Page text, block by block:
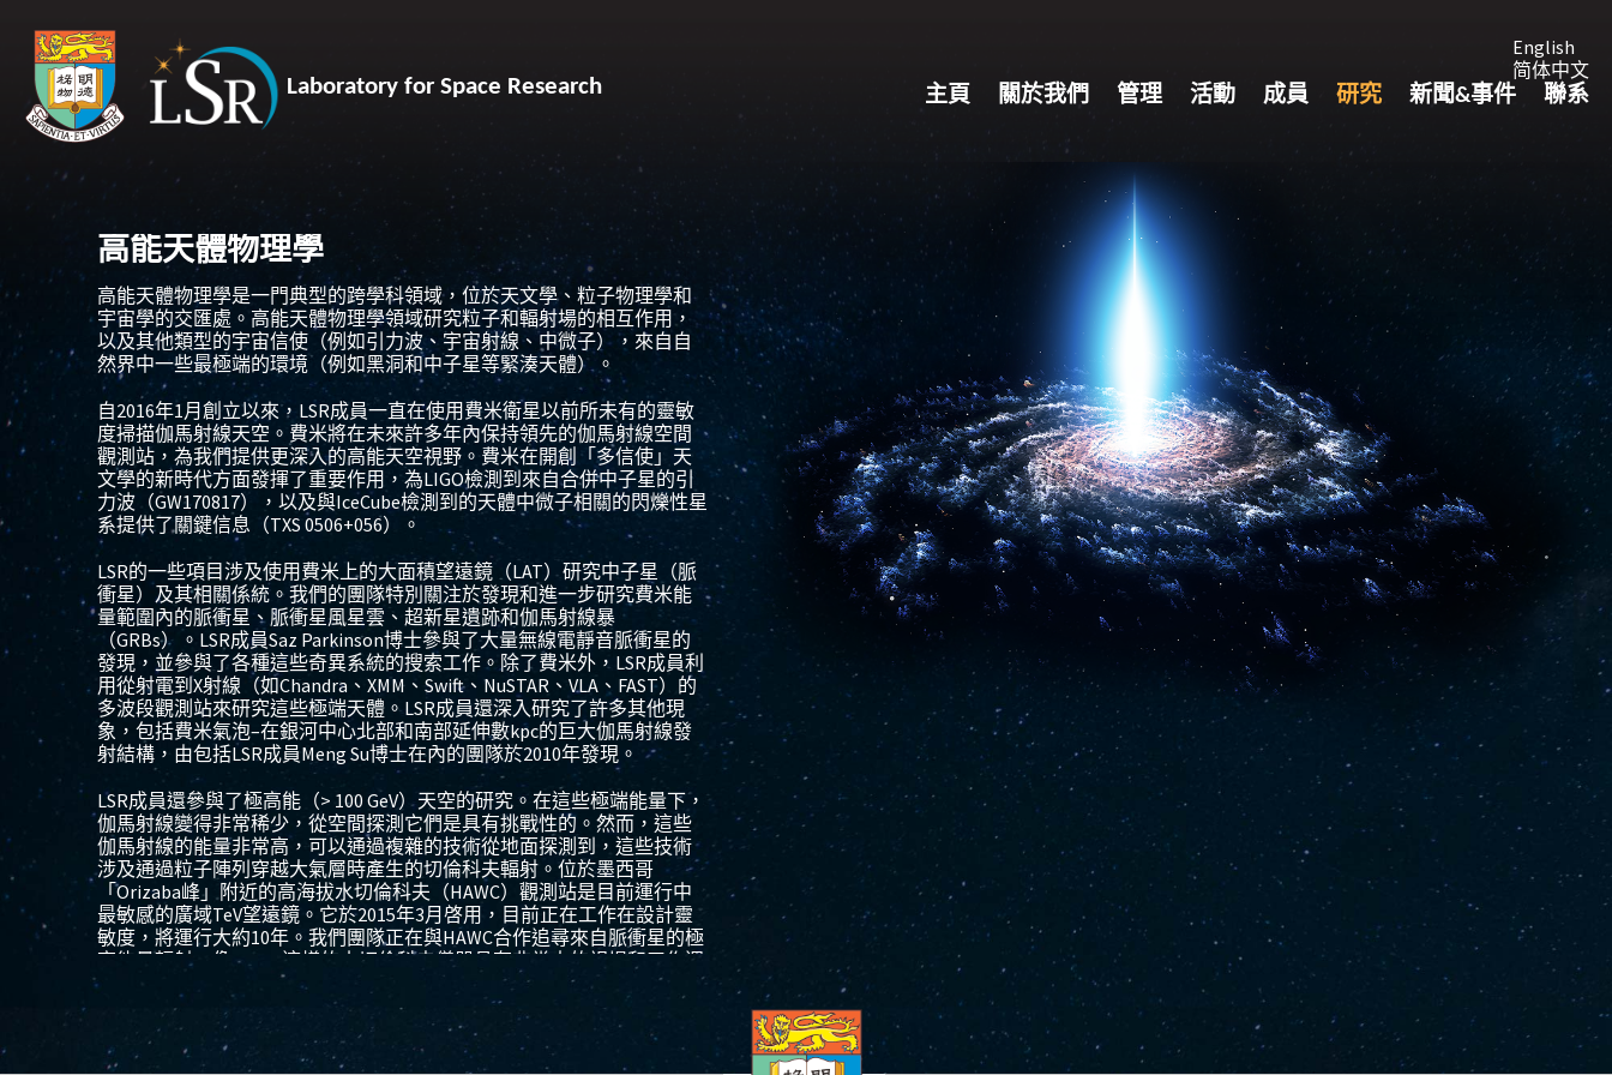
Laboratory for Space Research
English
简体中文
主頁 關於我們 管理 活動 成員 研究 新聞&事件 聯系
高能天體物理學
高能天體物理學是一門典型的跨學科領域，位於天文學、粒子物理學和
宇宙學的交匯處。高能天體物理學領域研究粒子和輻射場的相互作用，
以及其他類型的宇宙信使（例如引力波、宇宙射線、中微子），來自自
然界中一些最極端的環境（例如黑洞和中子星等緊湊天體）。
自2016年1月創立以來， LSR成員一直在使用費米衛星以前所未有的靈敏
度掃描伽馬射線天空。費米將在未來許多年內保持領先的伽馬射線空間
觀測站，為我們提供更深入的高能天空視野。費米在開創「多信使」天
文學的新時代方面發揮了重要作用，為LIGO檢測到來自合併中子星的引
力波（GW170817），以及與IceCube檢測到的天體中微子相關的閃爍性星
系提供了關鍵信息（TXS 0506+056）。
LSR的一些項目涉及使用費米上的大面積望遠鏡（LAT）研究中子星（脈
衝星）及其相關係統。我們的團隊特別關注於發現和進一步研究費米能
量範圍內的脈衝星、脈衝星風星雲、超新星遺跡和伽馬射線暴
（GRBs）。 LSR成員Saz Parkinson博士參與了大量無線電靜音脈衝星的
發現，並參與了各種這些奇異系統的搜索工作。除了費米外， LSR成員利
用從射電到X射線（如Chandra 、 XMM、 Swift、 NuSTAR、 VLA、 FAST）的
多波段觀測站來研究這些極端天體。LSR成員還深入研究了許多其他現
象，包括費米氣泡–在銀河中心北部和南部延伸數kpc的巨大伽馬射線發
射結構，由包括LSR成員Meng Su博士在內的團隊於2010年發現。
LSR成員還參與了極高能（> 100 GeV）天空的研究。在這些極端能量下，
伽馬射線變得非常稀少，從空間探測它們是具有挑戰性的。然而，這些
伽馬射線的能量非常高，可以通過複雜的技術從地面探測到，這些技術
涉及通過粒子陣列穿越大氣層時產生的切倫科夫輻射。位於墨西哥
「Orizaba峰」附近的高海拔水切倫科夫（HAWC）觀測站是目前運行中
最敏感的廣域TeV望遠鏡。它於2015年3月啓用，目前正在工作在設計靈
敏度，將運行大約10年。我們團隊正在與HAWC合作追尋來自脈衝星的極
高能量輻射。像 HAWC 這樣的水切倫科夫儀器具有非常大的視場和工作週
期（與費米類似），使它們在這個新的「時間域天文學」時代與空間觀
測站高度互補。
對北半球天空進行近連續（
> 90 ％的工作週期）觀測使HAWC
成為理想的